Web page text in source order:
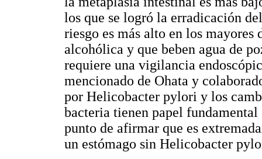
los que se logró la erradicación
riesgo es más alto en los mayores
alcohólica y que beben agua de
requiere una vigilancia
mencionado de Ohata y
por Helicobacter pylori y los
bacteria tienen papel
punto de afirmar que es
un estómago sin Helicobacter